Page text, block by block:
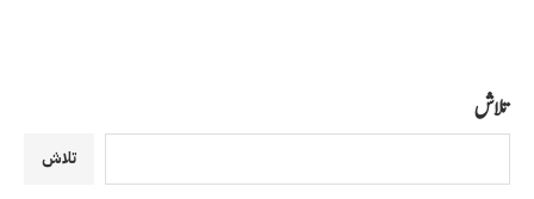
تلاش
تلاش